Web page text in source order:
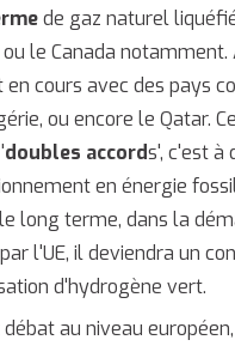
de gaz naturel
le Canada notamment.
en cours avec des pays
ou encore le Qatar.
doubles accords', c'est à
en énergie
long terme, dans la
l'UE, il deviendra un
d'hydrogène vert.
au niveau